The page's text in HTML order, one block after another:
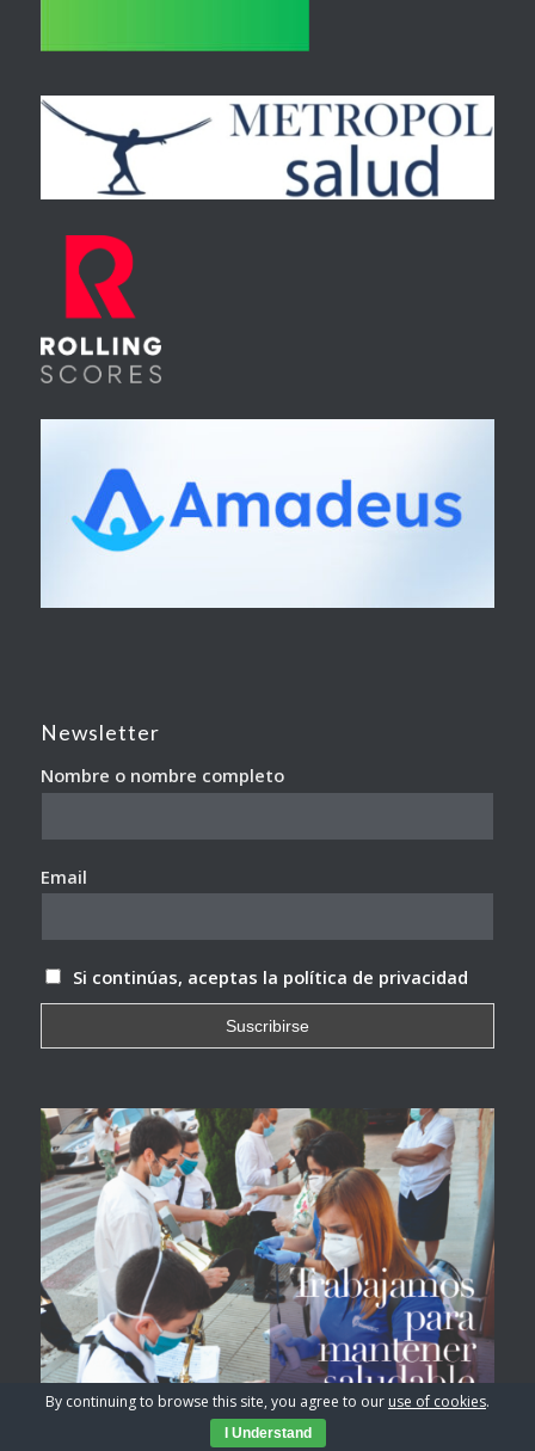
Newsletter
Nombre o nombre completo
Email
Si continúas, aceptas la política de privacidad
By continuing to browse this site, you agree to our use of cookies.
I Understand